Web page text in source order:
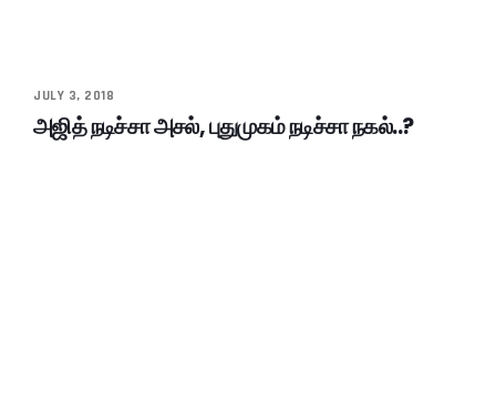
JULY 3, 2018
அஜித் நடிச்சா அசல், புதுமுகம் நடிச்சா நகல்..?